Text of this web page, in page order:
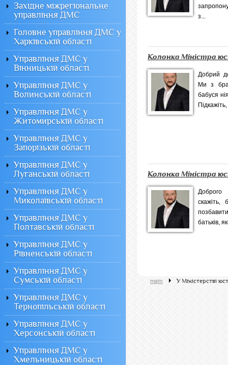
з...
Колонка Міністра
Добрий
Ми з
бабуся
Колонка Міністра
скажіть,
батьків,
main У Міністерстві
Західне міжрегіональне
управління ДМС
Головне управління ДМС у
Харківській області
Управління ДМС у
Вінницькій області
Управління ДМС у
Волинській області
Управління ДМС у
Житомирській області
Управління ДМС у
Запорізькій області
Управління ДМС у
Луганській області
Управління ДМС у
Миколаївській області
Управління ДМС у
Полтавській області
Управління ДМС у
Рівненській області
Управління ДМС у
Сумській області
Управління ДМС у
Тернопільській області
Управління ДМС у
Херсонській області
Управління ДМС у
Хмельницькій області